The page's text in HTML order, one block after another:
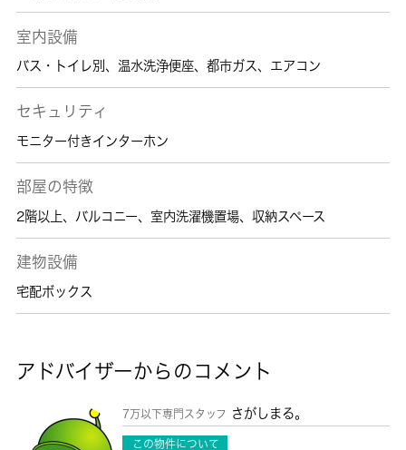
室内設備
バス・トイレ別 、 温水洗浄便座、 都市ガス、 エアコン
セキュリティ
モニター付きインターホン
部屋の特徴
2階以上、 バルコニー、 室内洗濯機置場、 収納スペース
建物設備
宅配ボックス
アドバイザーからのコメント
7万以下専門スタッフ さがしまる。
この物件について